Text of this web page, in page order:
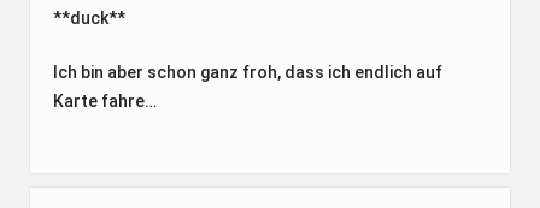
**duck**
Ich bin aber schon ganz froh, dass ich endlich auf
Karte fahre…